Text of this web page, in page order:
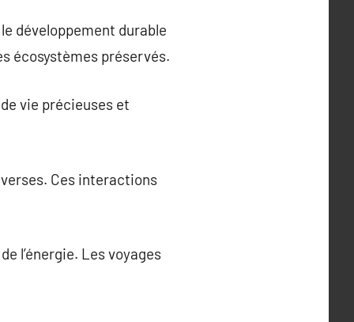
développement durable
écosystèmes préservés.
vie précieuses et
Ces interactions
l’énergie. Les voyages